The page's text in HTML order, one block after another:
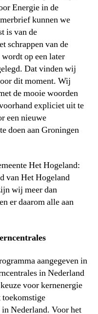
Energie in de
kunnen we
is van de
schrappen van de
op een later
Dat vinden wij
dit moment. Wij
de mooie woorden
expliciet uit te
een nieuwe
doen aan Groningen
Het Hogeland:
van Het Hogeland
wij meer dan
er daarom alle aan
aangegeven in
in Nederland
voor kernenergie
toekomstige
Nederland. Voor het